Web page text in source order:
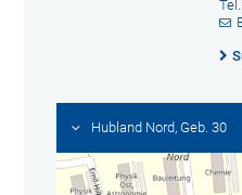
Hubland Nord, Geb. 30